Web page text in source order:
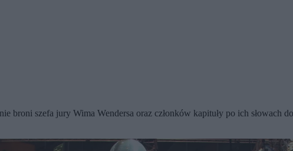
szefa jury Wima Wendersa oraz członków kapituły po ich słowach